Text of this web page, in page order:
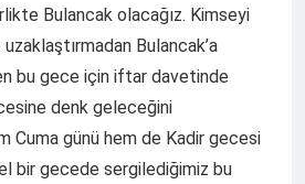
Bulancak olacağız. Kimseyi
Bulancak’a
bu gece için iftar davetinde
denk geleceğini
Cuma günü hem de Kadir gecesi
bir gecede sergilediğimiz bu